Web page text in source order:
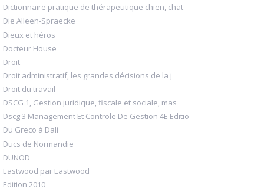
Dictionnaire pratique de thérapeutique chien, chat
Die Alleen-Spraecke
Dieux et héros
Docteur House
Droit
Droit administratif, les grandes décisions de la j
Droit du travail
DSCG 1, Gestion juridique, fiscale et sociale, mas
Dscg 3 Management Et Controle De Gestion 4E Editio
Du Greco à Dali
Ducs de Normandie
DUNOD
Eastwood par Eastwood
Edition 2010